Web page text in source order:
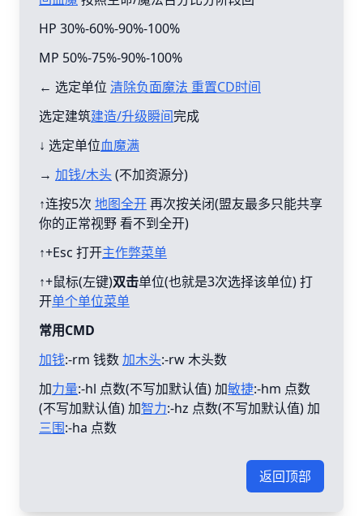
HP 30%-60%-90%-100%
MP 50%-75%-90%-100%
← 选定单位 清除负面魔法 重置CD时间
选定建筑建造/升级瞬间完成
↓ 选定单位血魔满
→ 加钱/木头(不加资源分)
↑连按5次 地图全开再次按关闭(盟友最多只能共享
你的正常视野 看不到全开)
↑+Esc 打开主作弊菜单
↑+鼠标(左键)双击单位(也就是3次选择该单位) 打
开单个单位菜单
常用CMD
加钱:-rm 钱数加木头:-rw 木头数
加力量:-hl 点数(不写加默认值) 加敏捷:-hm 点数
(不写加默认值) 加智力:-hz 点数(不写加默认值) 加
三围:-ha 点数
返回顶部